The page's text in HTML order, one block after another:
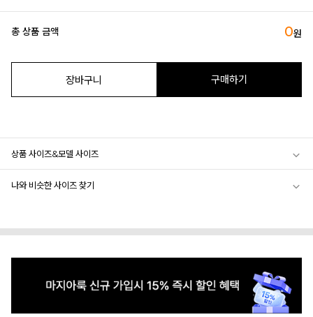
총 상품 금액 0원
장바구니 구매하기
상품 사이즈&모델 사이즈
나와 비슷한 사이즈 찾기